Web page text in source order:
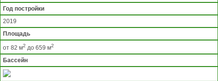
Год постройки
2019
Площадь
от 82 м2 до 659 м2
Бассейн